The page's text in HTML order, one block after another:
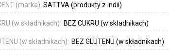
(marka): SATTVA (produkty z Indii)
(w składnikach): BEZ CUKRU (w składnikach)
(w składnikach): BEZ GLUTENU (w składnikach)